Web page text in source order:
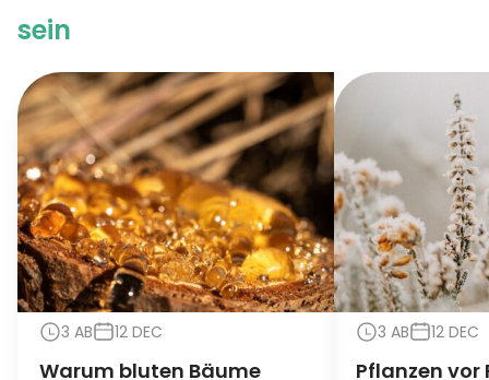
sein
3 AB 12 DEC
Warum bluten Bäume
3 AB 12 DEC
Pflanzen vor